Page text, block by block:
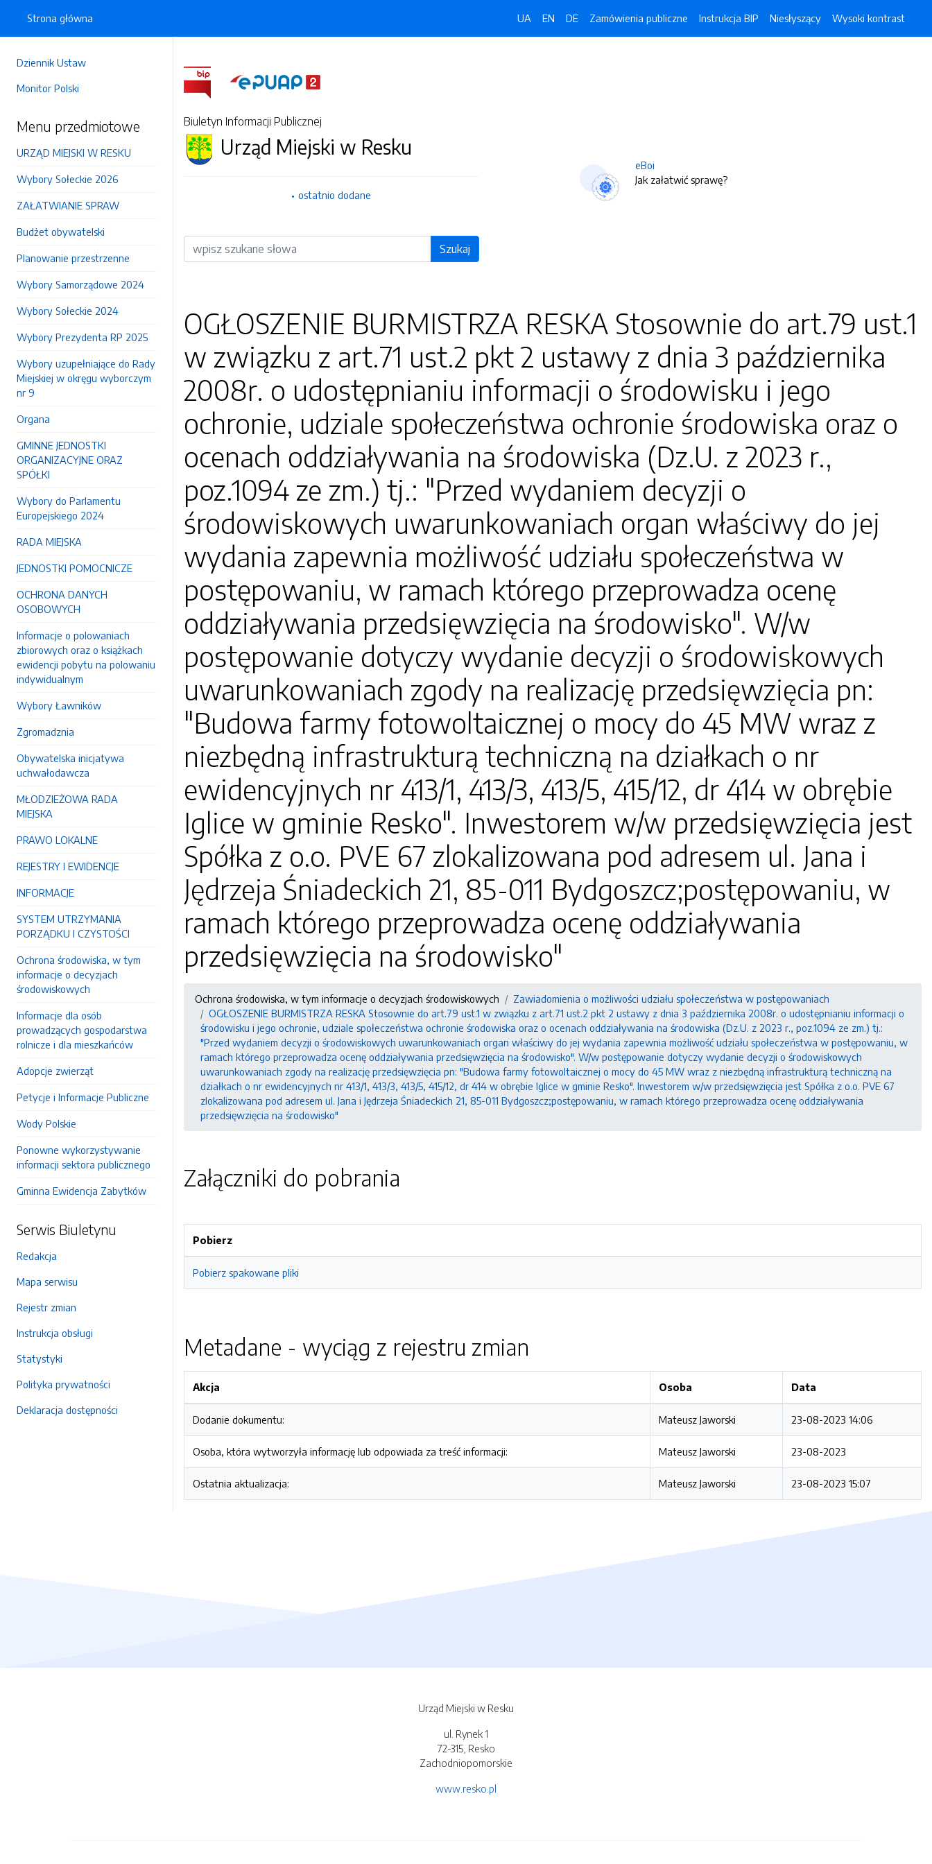
Dziennik Ustaw
Monitor Polski
Menu przedmiotowe
URZĄD MIEJSKI W RESKU
Wybory Sołeckie 2026
ZAŁATWIANIE SPRAW
Budżet obywatelski
Planowanie przestrzenne
Wybory Samorządowe 2024
Wybory Sołeckie 2024
Wybory Prezydenta RP 2025
Wybory uzupełniające do Rady
Miejskiej w okręgu wyborczym
nr 9
Organa
GMINNE JEDNOSTKI
ORGANIZACYJNE ORAZ
SPÓŁKI
Wybory do Parlamentu
Europejskiego 2024
RADA MIEJSKA
JEDNOSTKI POMOCNICZE
OCHRONA DANYCH
OSOBOWYCH
Informacje o polowaniach
zbiorowych oraz o książkach
ewidencji pobytu na polowaniu
indywidualnym
Wybory Ławników
Zgromadznia
Obywatelska inicjatywa
uchwałodawcza
MŁODZIEŻOWA RADA
MIEJSKA
PRAWO LOKALNE
REJESTRY I EWIDENCJE
INFORMACJE
SYSTEM UTRZYMANIA
PORZĄDKU I CZYSTOŚCI
Ochrona środowiska, w tym
informacje o decyzjach
środowiskowych
Informacje dla osób
prowadzących gospodarstwa
rolnicze i dla mieszkańców
Adopcje zwierząt
Petycje i Informacje Publiczne
Wody Polskie
Ponowne wykorzystywanie
informacji sektora publicznego
Gminna Ewidencja Zabytków
Serwis Biuletynu
Redakcja
Mapa serwisu
Rejestr zmian
Instrukcja obsługi
Statystyki
Polityka prywatności
Deklaracja dostępności
Strona główna UA EN DE Zamówienia publiczne Instrukcja BIP Niesłyszący Wysoki kontrast
Biuletyn Informacji Publicznej
Urząd Miejski w Resku
ostatnio dodane
Wyszukiwarka Szukaj
eBoi
Jak załatwić sprawę?
OGŁOSZENIE BURMISTRZA RESKA Stosownie do art.79 ust.1
w związku z art.71 ust.2 pkt 2 ustawy z dnia 3 października
2008r. o udostępnianiu informacji o środowisku i jego
ochronie, udziale społeczeństwa ochronie środowiska oraz o
ocenach oddziaływania na środowiska (Dz.U. z 2023 r.,
poz.1094 ze zm.) tj.: "Przed wydaniem decyzji o
środowiskowych uwarunkowaniach organ właściwy do jej
wydania zapewnia możliwość udziału społeczeństwa w
postępowaniu, w ramach którego przeprowadza ocenę
oddziaływania przedsięwzięcia na środowisko". W/w
postępowanie dotyczy wydanie decyzji o środowiskowych
uwarunkowaniach zgody na realizację przedsięwzięcia pn:
"Budowa farmy fotowoltaicznej o mocy do 45 MW wraz z
niezbędną infrastrukturą techniczną na działkach o nr
ewidencyjnych nr 413/1, 413/3, 413/5, 415/12, dr 414 w obrębie
Iglice w gminie Resko". Inwestorem w/w przedsięwzięcia jest
Spółka z o.o. PVE 67 zlokalizowana pod adresem ul. Jana i
Jędrzeja Śniadeckich 21, 85-011 Bydgoszcz;postępowaniu, w
ramach którego przeprowadza ocenę oddziaływania
przedsięwzięcia na środowisko"
Ochrona środowiska, w tym informacje o decyzjach środowiskowych
Zawiadomienia o możliwości udziału społeczeństwa w postępowaniach
OGŁOSZENIE BURMISTRZA RESKA Stosownie do art.79 ust.1 w związku z art.71 ust.2 pkt 2 ustawy z dnia 3 października 2008r. o udostępnianiu informacji o
środowisku i jego ochronie, udziale społeczeństwa ochronie środowiska oraz o ocenach oddziaływania na środowiska (Dz.U. z 2023 r., poz.1094 ze zm.) tj.:
"Przed wydaniem decyzji o środowiskowych uwarunkowaniach organ właściwy do jej wydania zapewnia możliwość udziału społeczeństwa w postępowaniu, w
ramach którego przeprowadza ocenę oddziaływania przedsięwzięcia na środowisko". W/w postępowanie dotyczy wydanie decyzji o środowiskowych
uwarunkowaniach zgody na realizację przedsięwzięcia pn: "Budowa farmy fotowoltaicznej o mocy do 45 MW wraz z niezbędną infrastrukturą techniczną na
działkach o nr ewidencyjnych nr 413/1, 413/3, 413/5, 415/12, dr 414 w obrębie Iglice w gminie Resko". Inwestorem w/w przedsięwzięcia jest Spółka z o.o. PVE 67
zlokalizowana pod adresem ul. Jana i Jędrzeja Śniadeckich 21, 85-011 Bydgoszcz;postępowaniu, w ramach którego przeprowadza ocenę oddziaływania
przedsięwzięcia na środowisko"
Załączniki do pobrania
Pobierz
Pobierz spakowane pliki
Metadane - wyciąg z rejestru zmian
Akcja Osoba Data
Dodanie dokumentu: Mateusz Jaworski 23-08-2023 14:06
Osoba, która wytworzyła informację lub odpowiada za treść informacji: Mateusz Jaworski 23-08-2023
Ostatnia aktualizacja: Mateusz Jaworski 23-08-2023 15:07
Urząd Miejski w Resku
ul. Rynek 1
72-315, Resko
Zachodniopomorskie
www.resko.pl